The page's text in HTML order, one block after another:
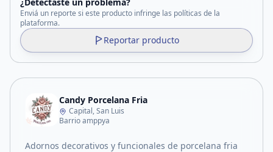
Enviá un reporte si este producto infringe las políticas de la
plataforma.
Reportar producto
Candy Porcelana Fria
Capital, San Luis
Barrio amppya
Adornos decorativos y funcionales de porcelana fria